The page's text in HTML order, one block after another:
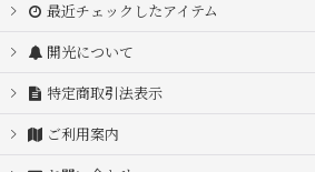
最近チェックしたアイテム
開光について
特定商取引法表示
ご利用案内